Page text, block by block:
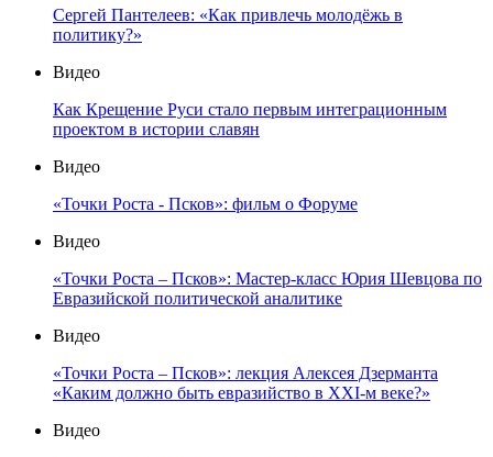
Сергей Пантелеев: «Как привлечь молодёжь в
политику?»
Видео
Как Крещение Руси стало первым интеграционным
проектом в истории славян
Видео
«Точки Роста - Псков»: фильм о Форуме
Видео
«Точки Роста – Псков»: Мастер-класс Юрия Шевцова по
Евразийской политической аналитике
Видео
«Точки Роста – Псков»: лекция Алексея Дзерманта
«Каким должно быть евразийство в XXI-м веке?»
Видео